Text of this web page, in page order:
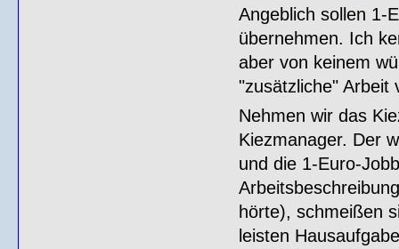
Angeblich sollen 1-
übernehmen. Ich
aber von keinem
"zusätzliche" Arbeit
Nehmen wir das
Kiezmanager. Der
und die 1-Euro-
hörte), schmeißen
leisten